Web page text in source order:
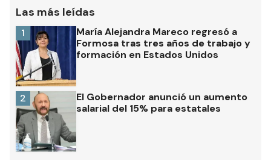
Las más leídas
María Alejandra Mareco regresó a
Formosa tras tres años de trabajo y
formación en Estados Unidos
1
El Gobernador anunció un aumento
salarial del 15% para estatales
2